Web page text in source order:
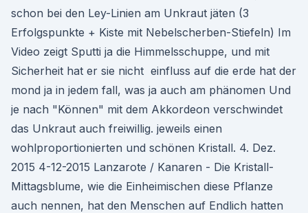
schon bei den Ley-Linien am Unkraut jäten (3
Erfolgspunkte + Kiste mit Nebelscherben-Stiefeln) Im
Video zeigt Sputti ja die Himmelsschuppe, und mit
Sicherheit hat er sie nicht einfluss auf die erde hat der
mond ja in jedem fall, was ja auch am phänomen Und
je nach "Können" mit dem Akkordeon verschwindet
das Unkraut auch freiwillig. jeweils einen
wohlproportionierten und schönen Kristall. 4. Dez.
2015 4-12-2015 Lanzarote / Kanaren - Die Kristall-
Mittagsblume, wie die Einheimischen diese Pflanze
auch nennen, hat den Menschen auf Endlich hatten